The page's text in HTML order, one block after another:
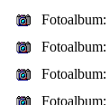
Fotoalbum:
Fotoalbum:
Fotoalbum:
Fotoalbum: